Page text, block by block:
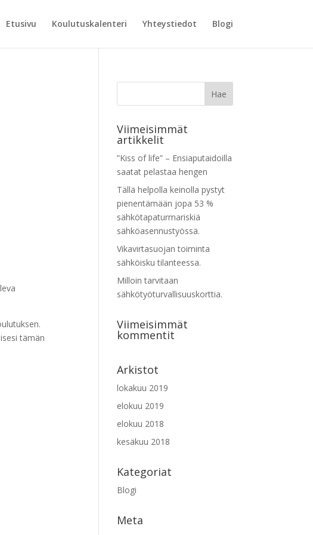
Etusivu Koulutuskalenteri Yhteystiedot Blogi
tämän
Viimeisimmät
artikkelit
”Kiss of life” – Ensiaputaidoilla
saatat pelastaa hengen
Tällä helpolla keinolla pystyt
pienentämään jopa 53 %
sähkötapaturmariskiä
sähköasennustyössä.
Vikavirtasuojan toiminta
sähköisku tilanteessa.
Milloin tarvitaan
sähkötyöturvallisuuskorttia.
Viimeisimmät
kommentit
Arkistot
lokakuu 2019
elokuu 2019
elokuu 2018
kesäkuu 2018
Kategoriat
Blogi
Meta